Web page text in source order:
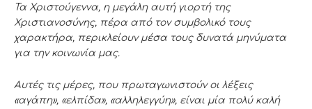
Τα Χριστούγεννα, η μεγάλη αυτή γιορτή της
Χριστιανοσύνης, πέρα από τον συμβολικό τους
χαρακτήρα, περικλείουν μέσα τους δυνατά μηνύματα
για την κοινωνία μας.
Αυτές τις μέρες, που πρωταγωνιστούν οι λέξεις
«αγάπη», «ελπίδα», «αλληλεγγύη», είναι μία πολύ καλή